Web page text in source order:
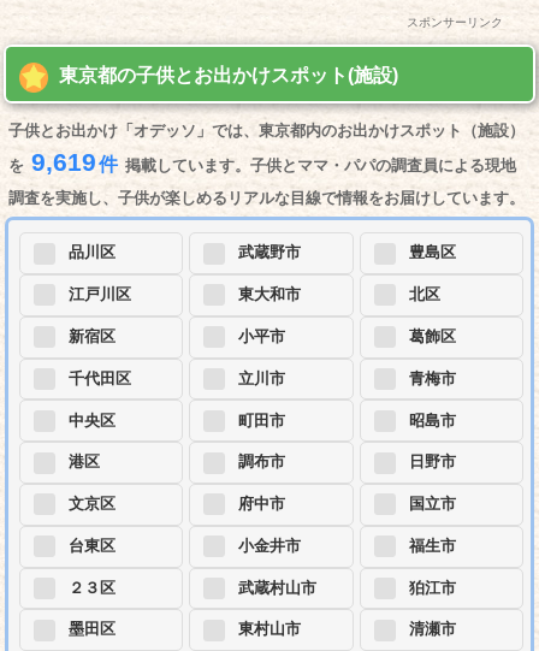
スポンサーリンク
東京都の子供とお出かけスポット(施設)
子供とお出かけ「オデッソ」では、東京都内のお出かけスポット（施設）
を 9,619件 掲載しています。子供とママ・パパの調査員による現地
調査を実施し、子供が楽しめるリアルな目線で情報をお届けしています。
品川区
江戸川区
新宿区
千代田区
中央区
港区
文京区
台東区
２３区
墨田区
武蔵野市
東大和市
小平市
立川市
町田市
調布市
府中市
小金井市
武蔵村山市
東村山市
豊島区
北区
葛飾区
青梅市
昭島市
日野市
国立市
福生市
狛江市
清瀬市